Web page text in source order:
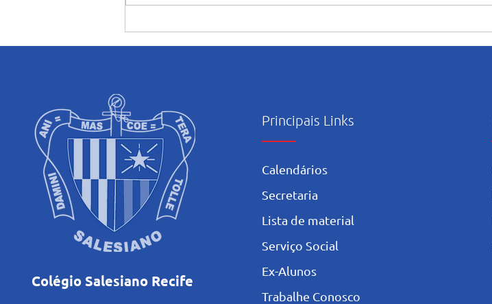
Colégio Salesiano Recife
Principais Links
Calendários
Secretaria
L ista de material
Serviço Social
Ex-Alunos
Trabalhe Conosco